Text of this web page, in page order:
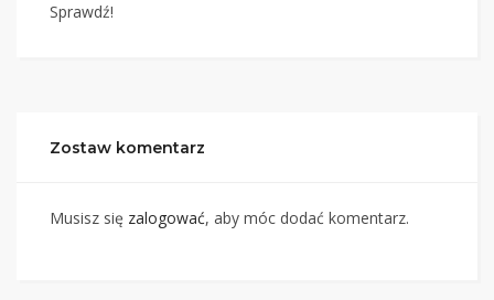
Sprawdź!
Zostaw komentarz
Musisz się zalogować, aby móc dodać komentarz.